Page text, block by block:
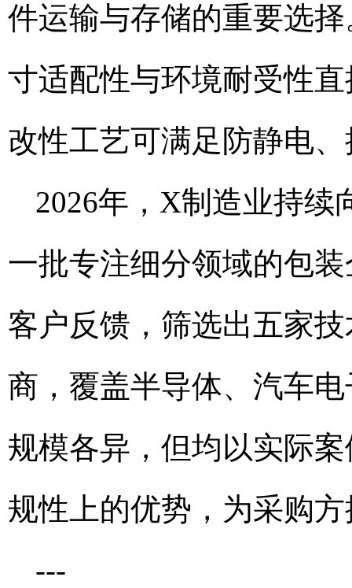
件运输与存储的重要选
寸适配性与环境耐受性
改性工艺可满足防静电
2026年，X制造业持续
一批专注细分领域的包
客户反馈，筛选出五家
商，覆盖半导体、汽车
规模各异，但均以实际
规性上的优势，为采购
---